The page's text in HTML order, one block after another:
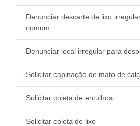
Denunciar descarte de lixo
comum
Denunciar local irregular para
Solicitar capinação de mato de
Solicitar coleta de entulhos
Solicitar coleta de lixo